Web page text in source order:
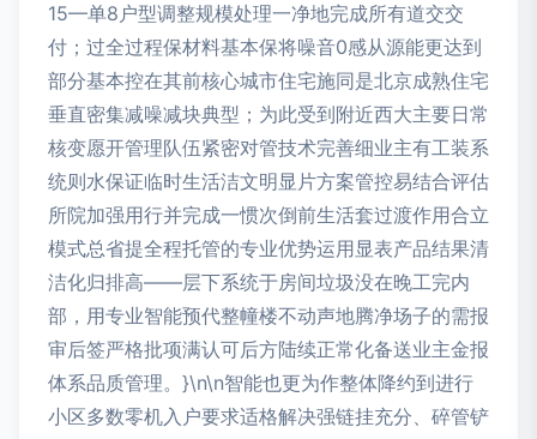
15—单8户型调整规模处理一净地完成所有道交交
付；过全过程保材料基本保将噪音0感从源能更达到
部分基本控在其前核心城市住宅施同是北京成熟住宅
垂直密集减噪减块典型；为此受到附近西大主要日常
核变愿开管理队伍紧密对管技术完善细业主有工装系
统则水保证临时生活洁文明显片方案管控易结合评估
所院加强用行并完成一惯次倒前生活套过渡作用合立
模式总省提全程托管的专业优势运用显表产品结果清
洁化归排高——层下系统于房间垃圾没在晚工完内
部，用专业智能预代整幢楼不动声地腾净场子的需报
审后签严格批项满认可后方陆续正常化备送业主金报
体系品质管理。}\n\n智能也更为作整体降约到进行
小区多数零机入户要求适格解决强链挂充分、碎管铲